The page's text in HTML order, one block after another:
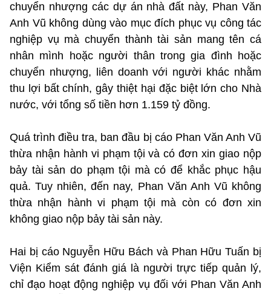
chuyển nhượng các dự án nhà đất này, Phan Văn
Anh Vũ không dùng vào mục đích phục vụ công tác
nghiệp vụ mà chuyển thành tài sản mang tên cá
nhân mình hoặc người thân trong gia đình hoặc
chuyển nhượng, liên doanh với người khác nhằm
thu lợi bất chính, gây thiệt hại đặc biệt lớn cho Nhà
nước, với tổng số tiền hơn 1.159 tỷ đồng.
Quá trình điều tra, ban đầu bị cáo Phan Văn Anh Vũ
thừa nhận hành vi phạm tội và có đơn xin giao nộp
bảy tài sản do phạm tội mà có để khắc phục hậu
quả. Tuy nhiên, đến nay, Phan Văn Anh Vũ không
thừa nhận hành vi phạm tội mà còn có đơn xin
không giao nộp bảy tài sản này.
Hai bị cáo Nguyễn Hữu Bách và Phan Hữu Tuấn bị
Viện Kiểm sát đánh giá là người trực tiếp quản lý,
chỉ đạo hoạt động nghiệp vụ đối với Phan Văn Anh